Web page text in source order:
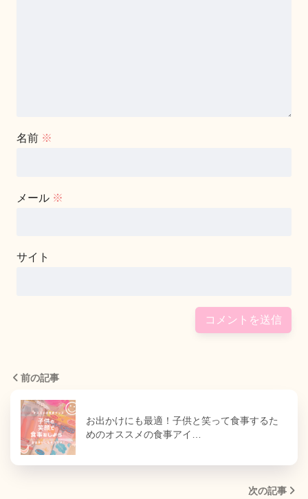
名前 ※
メール ※
サイト
前の記事
お出かけにも最適！子供と笑って食事するた
めのオススメの食事アイ…
次の記事